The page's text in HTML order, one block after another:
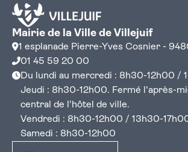
Mairie de la Ville de Villejuif
1 esplanade Pierre-Yves Cosnier -
01 45 59 20 00
Du lundi au mercredi : 8h30-12h00 /
Jeudi : 8h30-12h00. Fermé l'après-
central de l'hôtel de ville.
Vendredi : 8h30-12h00 / 13h30-
Samedi : 8h30-12h00